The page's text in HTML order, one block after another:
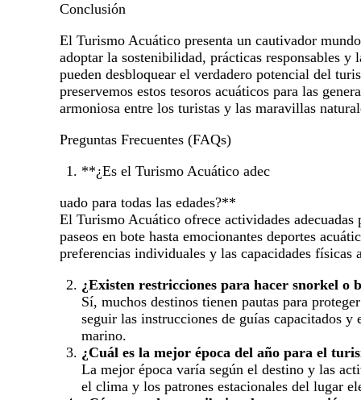
Conclusión
El Turismo Acuático presenta un cautivador
adoptar la sostenibilidad, prácticas responsables
pueden desbloquear el verdadero potencial del
preservemos estos tesoros acuáticos para las
armoniosa entre los turistas y las maravillas
Preguntas Frecuentes (FAQs)
**¿Es el Turismo Acuático adec
uado para todas las edades?**
El Turismo Acuático ofrece actividades adecuadas
paseos en bote hasta emocionantes deportes
preferencias individuales y las capacidades físicas
¿Existen restricciones para hacer snorkel o
Sí, muchos destinos tienen pautas para
seguir las instrucciones de guías capacitados
marino.
¿Cuál es la mejor época del año para el
La mejor época varía según el destino y las
el clima y los patrones estacionales del lugar